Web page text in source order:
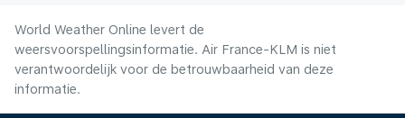
World Weather Online levert de
weersvoorspellingsinformatie. Air France-KLM is niet
verantwoordelijk voor de betrouwbaarheid van deze
informatie.